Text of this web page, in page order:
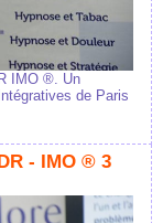
IMO ®. Un
de Paris
- IMO ® 3